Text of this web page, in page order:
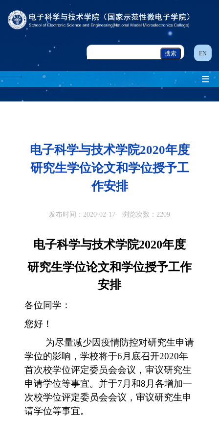
EN
电子科学与技术学院2020年度
研究生学位论文和学位授予工
作安排
发布时间：2020-02-17 浏览次数： 2209
电子科学与技术学院2020年度
研究生学位论文和学位授予工作
安排
各位同学：
您好！
为尽量减少因疫情防控对研究生申请
学位的影响， 学校将于6 月底召开2020年
首次校学位评定委员会会议，审议研究生
申请学位等事宜。并于7 月和8 月各增加一
次校学位评定委员会会议，审议研究生申
请学位等事宜。